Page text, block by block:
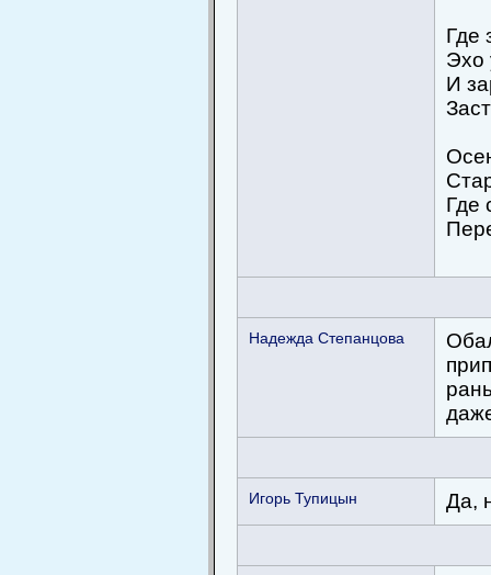
Где
Эхо
И
Где
Надежда Степанцова
Игорь Тупицын Да,